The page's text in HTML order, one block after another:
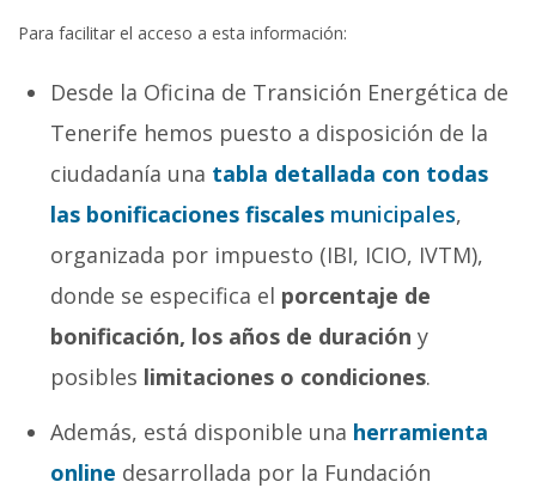
Para facilitar el acceso a esta información:
Desde la Oficina de Transición Energética de
Tenerife hemos puesto a disposición de la
ciudadanía una tabla detallada con todas
las bonificaciones fiscales municipales,
organizada por impuesto (IBI, ICIO, IVTM),
donde se especifica el porcentaje de
bonificación, los años de duración y
posibles limitaciones o condiciones.
Además, está disponible una herramienta
online desarrollada por la Fundación